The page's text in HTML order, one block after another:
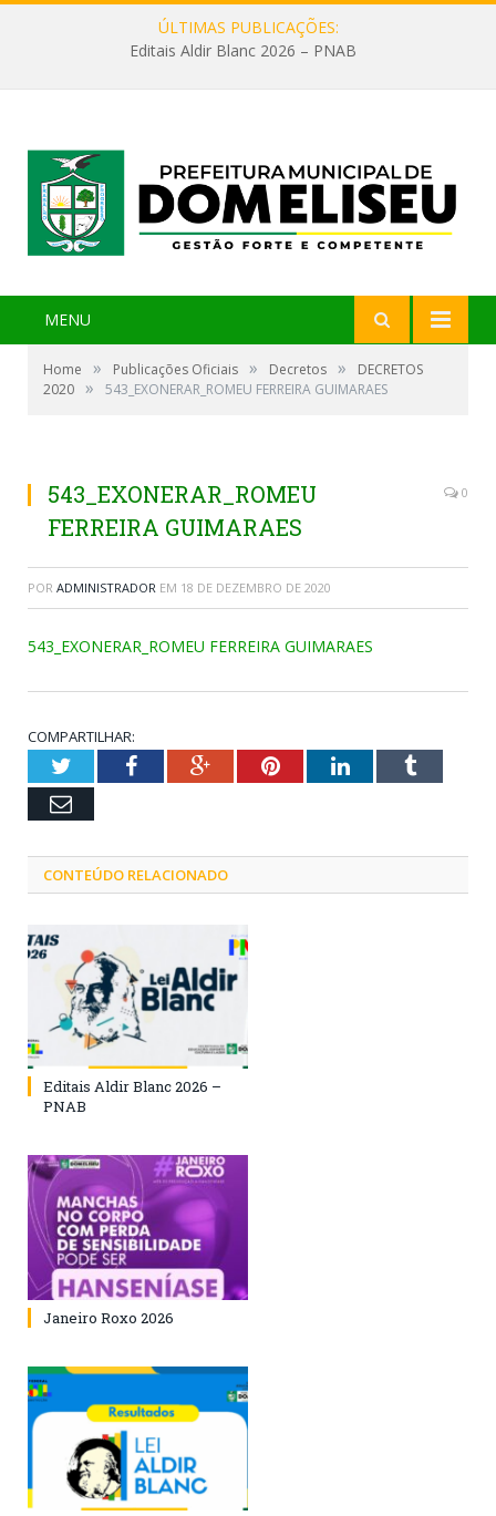
ÚLTIMAS PUBLICAÇÕES:
Editais Aldir Blanc 2026 – PNAB
MENU
Home » Publicações Oficiais » Decretos »
DECRETOS
2020 » 543_EXONERAR_ROMEU FERREIRA GUIMARAES
543_EXONERAR_ROMEU
FERREIRA GUIMARAES
0
POR ADMINISTRADOR EM 18 DE DEZEMBRO DE 2020
543_EXONERAR_ROMEU FERREIRA GUIMARAES
COMPARTILHAR:
TwitterFacebookGoogle+PinterestLinkedInTumblr
Email
CONTEÚDO RELACIONADO
Editais Aldir Blanc 2026 –
PNAB
Janeiro Roxo 2026